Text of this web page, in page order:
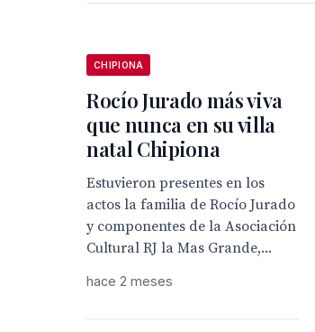
CHIPIONA
Rocío Jurado más viva
que nunca en su villa
natal Chipiona
Estuvieron presentes en los
actos la familia de Rocío Jurado
y componentes de la Asociación
Cultural RJ la Mas Grande,...
hace 2 meses